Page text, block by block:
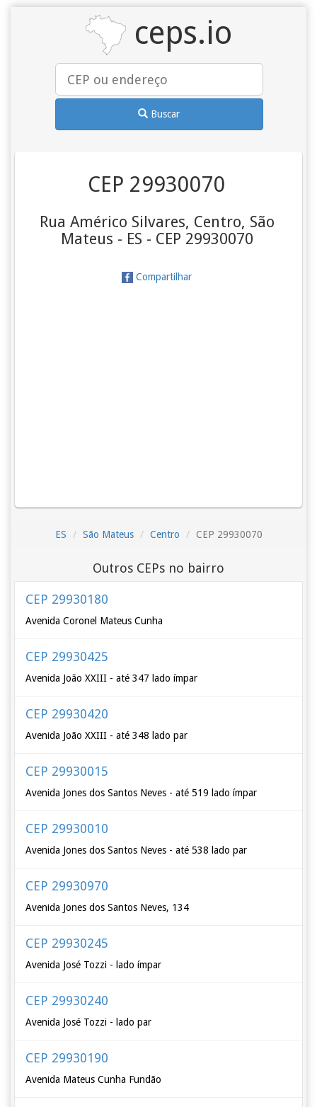
ceps.io
Buscar
CEP 29930070
Rua Américo Silvares, Centro, São
Mateus - ES - CEP 29930070
Compartilhar
ES São Mateus Centro CEP 29930070
Outros CEPs no bairro
CEP 29930180
Avenida Coronel Mateus Cunha
CEP 29930425
Avenida João XXIII - até 347 lado ímpar
CEP 29930420
Avenida João XXIII - até 348 lado par
CEP 29930015
Avenida Jones dos Santos Neves - até 519 lado ímpar
CEP 29930010
Avenida Jones dos Santos Neves - até 538 lado par
CEP 29930970
Avenida Jones dos Santos Neves, 134
CEP 29930245
Avenida José Tozzi - lado ímpar
CEP 29930240
Avenida José Tozzi - lado par
CEP 29930190
Avenida Mateus Cunha Fundão